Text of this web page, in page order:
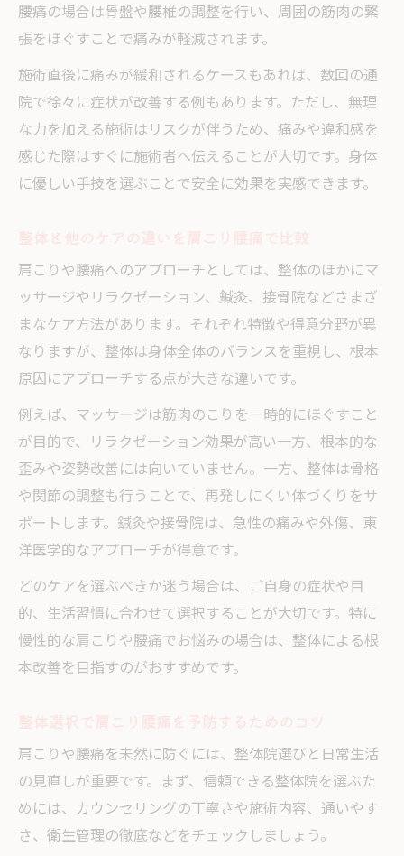
腰痛の場合は骨盤や腰椎の調整を行い、周囲の筋肉の緊
張をほぐすことで痛みが軽減されます。
施術直後に痛みが緩和されるケースもあれば、数回の通
院で徐々に症状が改善する例もあります。ただし、無理
な力を加える施術はリスクが伴うため、痛みや違和感を
感じた際はすぐに施術者へ伝えることが大切です。身体
に優しい手技を選ぶことで安全に効果を実感できます。
肩こりや腰痛へのアプローチとしては、整体のほかにマ
ッサージやリラクゼーション、鍼灸、接骨院などさまざ
まなケア方法があります。それぞれ特徴や得意分野が異
なりますが、整体は身体全体のバランスを重視し、根本
原因にアプローチする点が大きな違いです。
例えば、マッサージは筋肉のこりを一時的にほぐすこと
が目的で、リラクゼーション効果が高い一方、根本的な
歪みや姿勢改善には向いていません。一方、整体は骨格
や関節の調整も行うことで、再発しにくい体づくりをサ
ポートします。鍼灸や接骨院は、急性の痛みや外傷、東
洋医学的なアプローチが得意です。
どのケアを選ぶべきか迷う場合は、ご自身の症状や目
的、生活習慣に合わせて選択することが大切です。特に
慢性的な肩こりや腰痛でお悩みの場合は、整体による根
本改善を目指すのがおすすめです。
肩こりや腰痛を未然に防ぐには、整体院選びと日常生活
の見直しが重要です。まず、信頼できる整体院を選ぶた
めには、カウンセリングの丁寧さや施術内容、通いやす
さ、衛生管理の徹底などをチェックしましょう。